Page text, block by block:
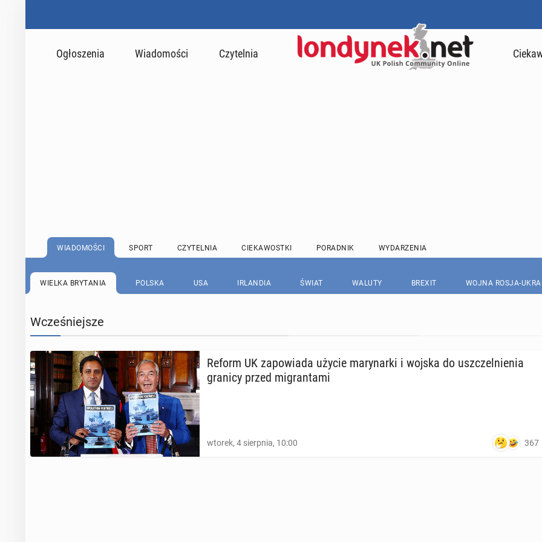
Ogłoszenia Wiadomości Czytelnia
WIADOMOŚCI SPORT CZYTELNIA CIEKAWOSTKI PORADNIK WYDARZENIA
WIELKA BRYTANIA POLSKA USA IRLANDIA ŚWIAT WALUTY BREXIT WOJNA ROSJA-
Wcześniejsze
Reform UK za­po­wia­da użycie ma­ry­nar­ki i wojska do uszczel­nie­nia
granicy przed mi­gran­ta­mi
wtorek, 4 sierpnia, 10:00 367